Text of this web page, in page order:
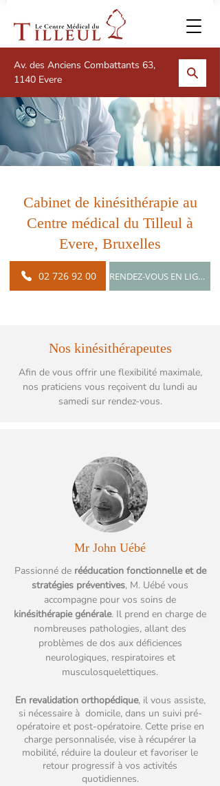
Av. des Anciens Combattants 63,
1140 Evere
Cabinet de kinésithérapie au
Centre médical du Tilleul à
Evere, Bruxelles
02 726 92 00 RENDEZ-VOUS EN LIGNE
Nos kinésithérapeutes
Afin de vous offrir une flexibilité maximale,
nos praticiens vous reçoivent du lundi au
samedi sur rendez-vous.
Mr John Uébé
Passionné de rééducation fonctionnelle et de
stratégies préventives, M. Uébé vous
accompagne pour vos soins de
kinésithérapie générale. Il prend en charge de
nombreuses pathologies, allant des
problèmes de dos aux déficiences
neurologiques, respiratoires et
musculosquelettiques.
En revalidation orthopédique, il vous assiste,
si nécessaire à domicile, dans un suivi pré-
opératoire et post-opératoire. Cette prise en
charge personnalisée, vise à récupérer la
mobilité, réduire la douleur et favoriser le
retour progressif à vos activités
quotidiennes.